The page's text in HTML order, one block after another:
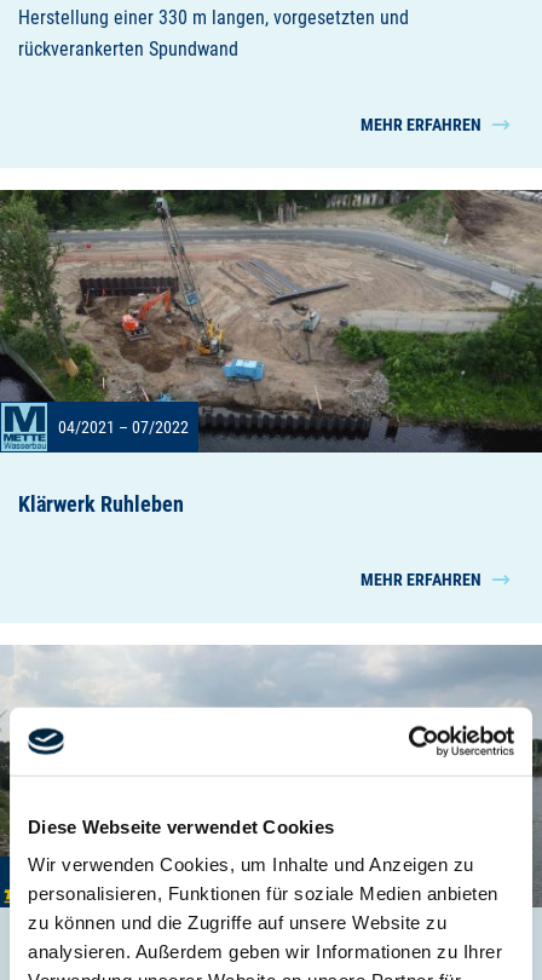
Diese Webseite verwendet Cookies
Wir verwenden Cookies, um Inhalte und Anzeigen zu
personalisieren, Funktionen für soziale Medien anbieten
zu können und die Zugriffe auf unsere Website zu
analysieren. Außerdem geben wir Informationen zu Ihrer
Herstellung einer 330 m langen, vorgesetzten und
rückverankerten Spundwand
MEHR ERFAHREN
04/2021 – 07/2022
Klärwerk Ruhleben
MEHR ERFAHREN
Neubau Steganlage Lankenauer Höft